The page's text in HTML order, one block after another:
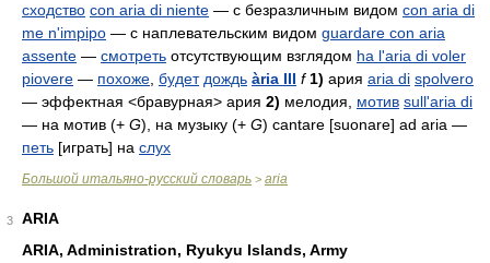
сходство con aria di niente — с безразличным видом con aria di
me n'impipo — с наплевательским видом guardare con aria
assente — смотреть отсутствующим взглядом ha l'aria di voler
piovere — похоже будет дождь ària III f 1) ария aria di spolvero
— эффектная <бравурная> ария 2) мелодия, мотив sull'aria di
— на мотив (+ G), на музыку (+ G) cantare [suonare] ad aria —
петь [играть] на слух
Большой итальяно-русский словарь > aria
3
ARIA
ARIA, Administration, Ryukyu Islands, Army